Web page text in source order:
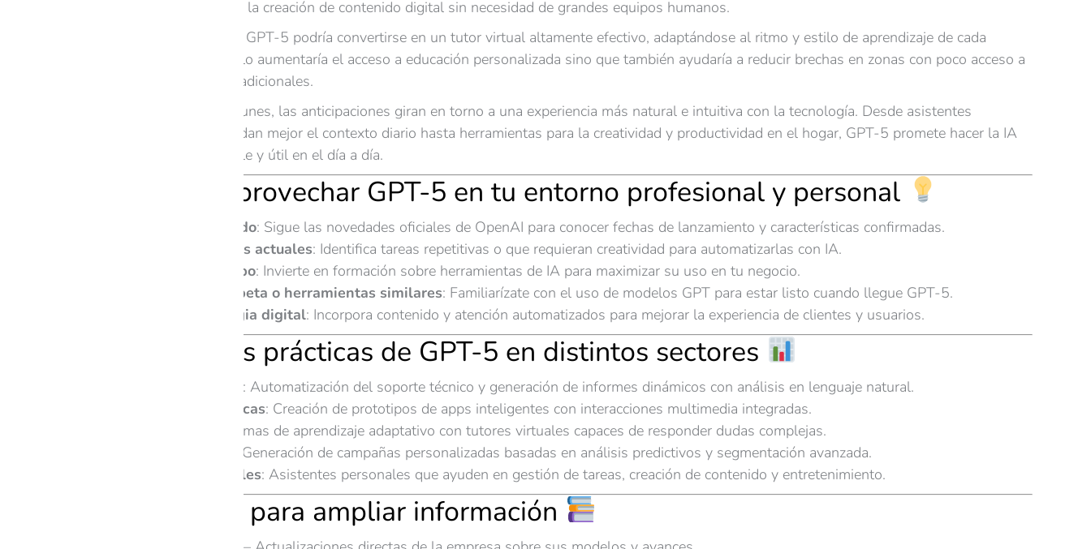
de marketing y facilitar la creación de contenido digital sin necesidad de grandes equipos humanos.
En el sector educativo, GPT-5 podría convertirse en un tutor virtual altamente efectivo, adaptándose al ritmo y estilo de aprendizaje de cada
estudiante. Esto no sólo aumentaría el acceso a educación personalizada sino que también ayudaría a reducir brechas en zonas con poco acceso a
recursos educativos tradicionales.
Para los usuarios comunes, las anticipaciones giran en torno a una experiencia más natural e intuitiva con la tecnología. Desde asistentes
personales que entiendan mejor el contexto diario hasta herramientas para la creatividad y productividad en el hogar, GPT-5 promete hacer la IA
más accesible, amigable y útil en el día a día.
Tips para aprovechar GPT-5 en tu entorno profesional y personal
Mantente informado: Sigue las novedades oficiales de OpenAI para conocer fechas de lanzamiento y características confirmadas.
Evalúa tus procesos actuales: Identifica tareas repetitivas o que requieran creatividad para automatizarlas con IA.
Capacita a tu equipo: Invierte en formación sobre herramientas de IA para maximizar su uso en tu negocio.
Prueba versiones beta o herramientas similares: Familiarízate con el uso de modelos GPT para estar listo cuando llegue GPT-5.
Adapta tu estrategia digital: Incorpora contenido y atención automatizados para mejorar la experiencia de clientes y usuarios.
Aplicaciones prácticas de GPT-5 en distintos sectores
: Automatización del soporte técnico y generación de informes dinámicos con análisis en lenguaje natural.
Startups tecnológicas: Creación de prototipos de apps inteligentes con interacciones multimedia integradas.
: Plataformas de aprendizaje adaptativo con tutores virtuales capaces de responder dudas complejas.
: Generación de campañas personalizadas basadas en análisis predictivos y segmentación avanzada.
Usuarios individuales: Asistentes personales que ayuden en gestión de tareas, creación de contenido y entretenimiento.
Referencias para ampliar información